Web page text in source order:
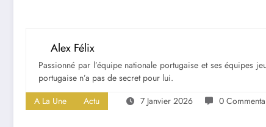
Alex Félix
Passionné par l’équipe nationale portugaise et ses équipes
portugaise n’a pas de secret pour lui.
A La Une
Actu 7 Janvier 2026 0